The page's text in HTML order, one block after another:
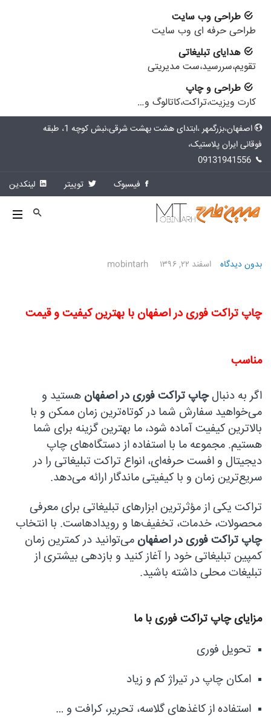
طراحی وب سایت
طراحی حرفه ای وب سایت
هدایای تبلیغاتی
تقویم،سررسید،ست مدیریتی
طراحی و چاپ
کارت ویزیت،تراکت،کاتالوگ و…
اصفهان،بزرگمهر ،ابتدای هشت بهشت شرقی،نبش کوچه 1، طبقه
فوقانی ایران پلاستیک،
فیسبوک
توییتر لینکدین
اسفند ۲۲, ۱۳۹۶ mobintarh بدون دیدگاه
چاپ تراکت فوری در اصفهان با بهترین کیفیت و قیمت
مناسب
اگر به دنبالچاپ تراکت فوری در اصفهان هستید و
می‌خواهید سفارش شما در کوتاه‌ترین زمان ممکن و با
بالاترین کیفیت آماده شود، ما بهترین گزینه برای شما
هستیم. مجموعه ما با استفاده از دستگاه‌های چاپ
دیجیتال و افست حرفه‌ای، انواع تراکت تبلیغاتی را در
سریع‌ترین زمان و با کیفیتی ماندگار ارائه می‌دهد.
تراکت یکی از مؤثرترین ابزارهای تبلیغاتی برای معرفی
محصولات، خدمات، تخفیف‌ها و رویدادهاست. با انتخاب
چاپ تراکت فوری در اصفهان می‌توانید در کمترین زمان
کمپین تبلیغاتی خود را آغاز کنید و بازدهی بیشتری از
تبلیغات محلی داشته باشید.
مزایای چاپ تراکت فوری با ما
تحویل فوری
امکان چاپ در تیراژ کم و زیاد
استفاده از کاغذهای گلاسه، تحریر، کرافت و …